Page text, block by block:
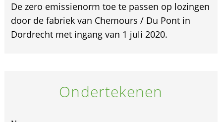
De zero emissienorm toe te passen op lozingen
door de fabriek van Chemours / Du Pont in
Dordrecht met ingang van 1 juli 2020.
Ondertekenen